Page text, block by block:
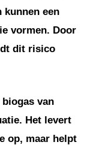
kunnen een
vormen. Door
dit risico
van
Het levert
op, maar helpt